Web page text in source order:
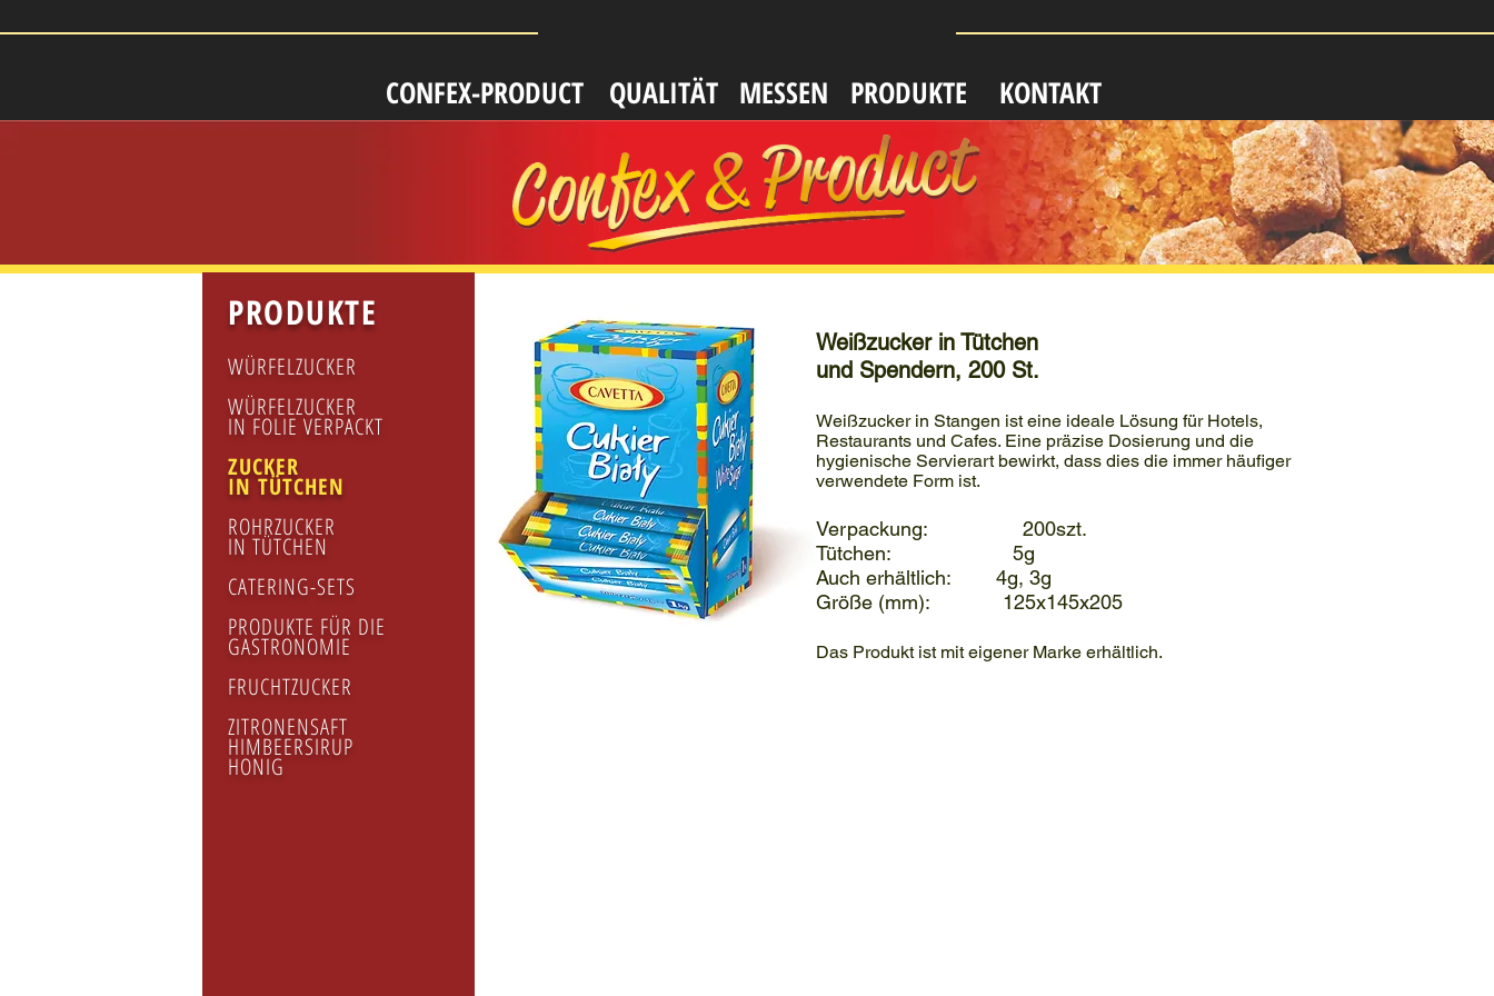
CONFEX-PRODUCT QUALITӒT MESSEN PRODUKTE KONTAKT
Weißzucker in Tütchen
und Spendern, 200 St.
Weißzucker in Stangen ist eine ideale Lösung für Hotels,
Restaurants und Cafes. Eine präzise Dosierung und die
hygienische Servierart bewirkt, dass dies die immer häufiger
verwendete Form ist.
Verpackung: 200szt.
Tütchen: 5g
Auch erhältlich: 4g, 3g
Größe (mm): 125x145x205
Das Produkt ist mit eigener Marke erhältlich.
WÜRFELZUCKER
WÜRFELZUCKER
IN FOLIE VERPACKT
ZUCKER
IN TÜTCHEN
ROHRZUCKER
IN TÜTCHEN
CATERING-SETS
PRODUKTE FÜR DIE
GASTRONOMIE
FRUCHTZUCKER
ZITRONENSAFT
HIMBEERSIRUP
HONIG
PRODUKTE